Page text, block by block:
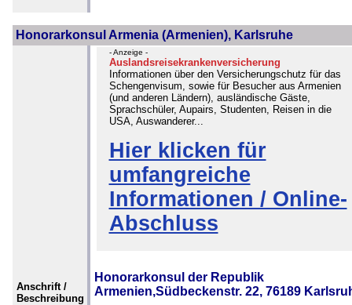
Honorarkonsul Armenia (Armenien), Karlsruhe
- Anzeige -
Auslandsreisekrankenversicherung
Informationen über den Versicherungschutz für das
Schengenvisum, sowie für Besucher aus Armenien
(und anderen Ländern), ausländische Gäste,
Sprachschüler, Aupairs, Studenten, Reisen in die
USA, Auswanderer...
Hier klicken für
umfangreiche
Informationen / Online-
Abschluss
Anschrift /
Beschreibung
Honorarkonsul der Republik
Armenien,Südbeckenstr. 22, 76189